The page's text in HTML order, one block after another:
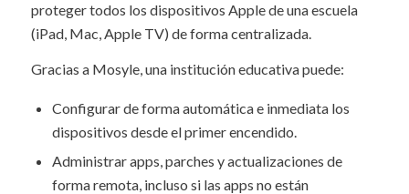
proteger todos los dispositivos Apple de una escuela
(iPad, Mac, Apple TV) de forma centralizada.
Gracias a Mosyle, una institución educativa puede:
Configurar de forma automática e inmediata los
dispositivos desde el primer encendido.
Administrar apps, parches y actualizaciones de
forma remota, incluso si las apps no están